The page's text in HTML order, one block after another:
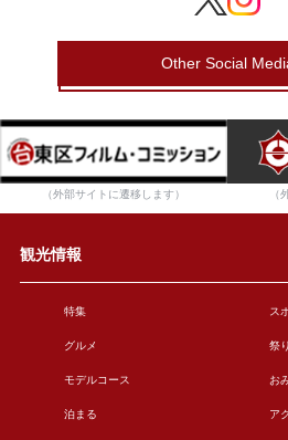
Other Social
（外部サイトに遷移します） （
観光情報
特集 ス
グルメ 祭
モデルコース お
泊まる ア